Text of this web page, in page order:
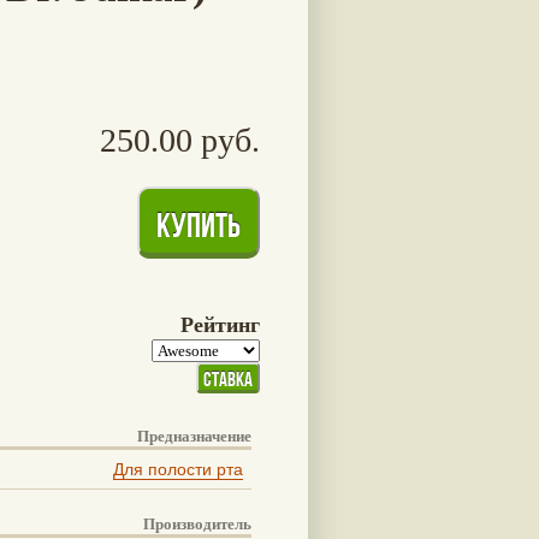
250.00 руб.
Рейтинг
Предназначение
Для полости рта
Производитель